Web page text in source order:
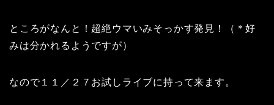
ところがなんと！超絶ウマいみそっかす発見！（＊好
みは分かれるようですが）
なので１１／２７お試しライブに持って来ます。